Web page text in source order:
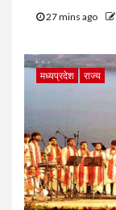
27 mins ago
मध्यप्रदेश राज्य